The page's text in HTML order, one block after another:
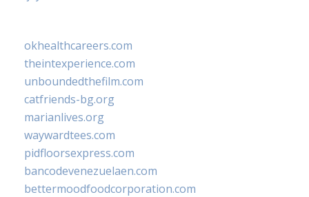
okhealthcareers.com
theintexperience.com
unboundedthefilm.com
catfriends-bg.org
marianlives.org
waywardtees.com
pidfloorsexpress.com
bancodevenezuelaen.com
bettermoodfoodcorporation.com